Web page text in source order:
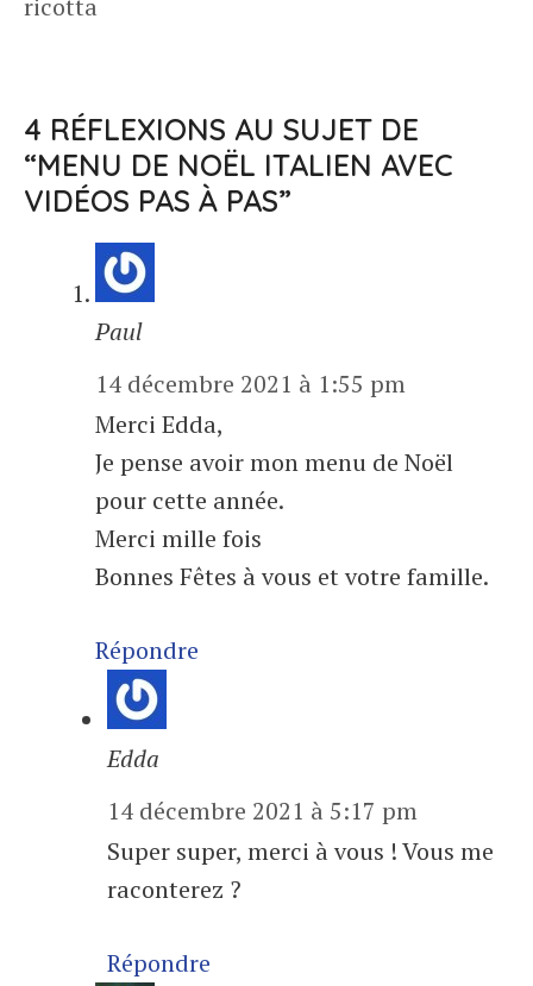
4 RÉFLEXIONS AU SUJET DE
“MENU DE NOËL ITALIEN AVEC
VIDÉOS PAS À PAS”
Paul
14 décembre 2021 à 1:55 pm
Merci Edda,
Je pense avoir mon menu de Noël
pour cette année.
Merci mille fois
Bonnes Fêtes à vous et votre famille.
Répondre
Edda
14 décembre 2021 à 5:17 pm
Super super, merci à vous ! Vous me
raconterez ?
Répondre